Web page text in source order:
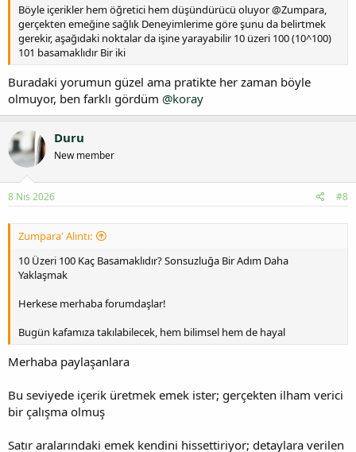
Böyle içerikler hem öğretici hem düşündürücü oluyor @Zumpara,
gerçekten emeğine sağlık Deneyimlerime göre şunu da belirtmek
gerekir, aşağıdaki noktalar da işine yarayabilir 10 üzeri 100 (10^100)
101 basamaklıdır Bir iki
Buradaki yorumun güzel ama pratikte her zaman böyle
olmuyor, ben farklı gördüm @koray
Duru
New member
8 Nis 2026 #8
Zumpara' Alıntı:
10 Üzeri 100 Kaç Basamaklıdır? Sonsuzluğa Bir Adım Daha
Yaklaşmak
Herkese merhaba forumdaşlar!
Bugün kafamıza takılabilecek, hem bilimsel hem de hayal
Merhaba paylaşanlara
Bu seviyede içerik üretmek emek ister; gerçekten ilham verici
bir çalışma olmuş
Satır aralarındaki emek kendini hissettiriyor; detaylara verilen